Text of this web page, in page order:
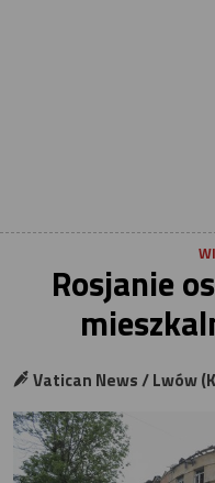
Rosjanie
Vatican News / Lwów